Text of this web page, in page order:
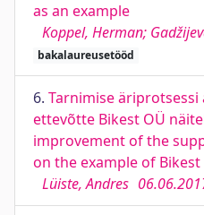
as an example
Koppel, Herman;
bakalaureusetööd
6. Tarnimise
ettevõtte Bikest OÜ
improvement of the
on the example of Bikest
Lüiste, Andres